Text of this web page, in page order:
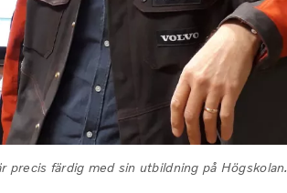
precis färdig med sin utbildning på Högskolan.